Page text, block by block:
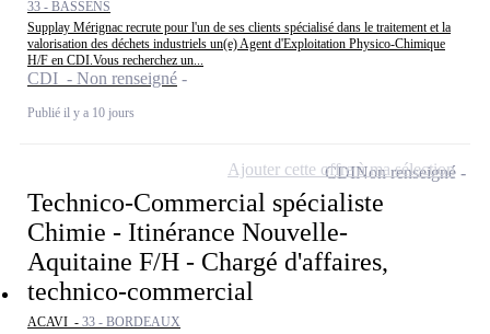
33 - BASSENS
Supplay Mérignac recrute pour l'un de ses clients spécialisé dans le traitement et la
valorisation des déchets industriels un(e) Agent d'Exploitation Physico-Chimique
H/F en CDI.Vous recherchez un...
CDI - Non renseigné
Publié il y a 10 jours
Technico-Commercial spécialiste
Chimie - Itinérance Nouvelle-
Aquitaine F/H - Chargé d'affaires,
technico-commercial
ACAVI - 33 - BORDEAUX
CDINon renseigné
Ajouter cette offre à ma sélection